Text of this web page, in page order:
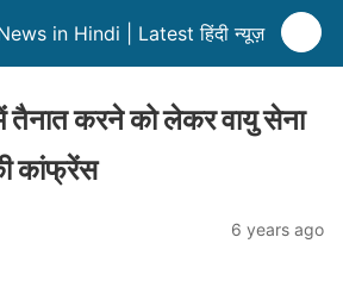
in Hindi | Latest हिंदी न्यूज़
तैनात करने को लेकर वायु सेना
कांफ्रेंस
6 years ago